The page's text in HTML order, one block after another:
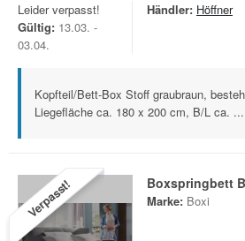
Leider verpasst!
Gültig: 13.03. -
03.04.
Händler: Höffner
Kopfteil/Bett-Box Stoff graubraun,
Liegefläche ca. 180 x 200 cm, B/L ca. ...
Verpasst! Boxspringbett
Marke: Boxi